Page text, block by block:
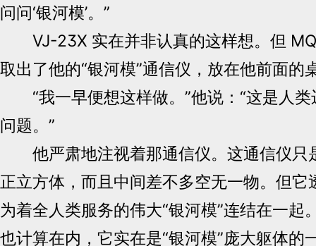
问问‘银河模’。”
VJ-23X 实在并非认真的这样想。但
取出了他的“银河模”通信仪，放在他前面的
“我一早便想这样做。”他说：“这是人类
问题。”
他严肃地注视着那通信仪。这通信仪只
正立方体，而且中间差不多空无一物。但它
为着全人类服务的伟大“银河模”连结在一起
也计算在内，它实在是“银河模”庞大躯体的